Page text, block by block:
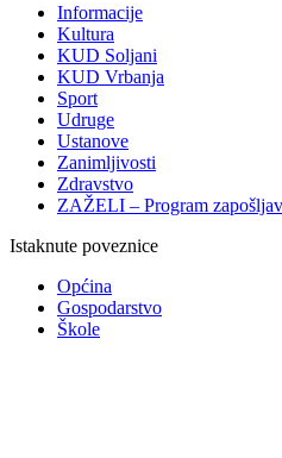
Informacije
Kultura
KUD Soljani
KUD Vrbanja
Sport
Udruge
Ustanove
Zanimljivosti
Zdravstvo
ZAŽELI – Program
Istaknute poveznice
Općina
Gospodarstvo
Škole